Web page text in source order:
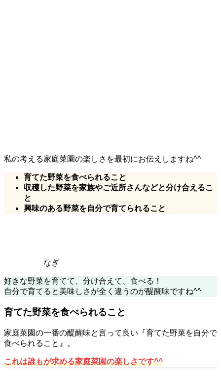
私の考える家庭菜園の楽しさ を最初にお伝えしますね^^
育てた野菜を食べられること
収穫した野菜を家族やご近所さんなどと分け合えるこ
と
興味のある野菜を自分で育てられること
なぎ
好きな野菜を育てて、分け合えて、食べる！
自分で育てると美味しさが全く違うのが醍醐味ですね^^
育てた野菜を食べられること
家庭菜園の一番の醍醐味と言って良い『育てた野菜を自分で
食べられること』。
これは誰もが求める家庭菜園の楽しさです^^